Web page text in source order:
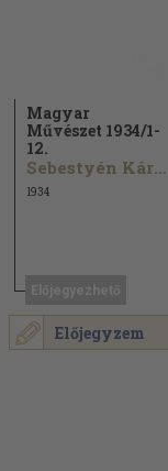
Előjegyzem
Magyar
Művészet 1934/1-
12.
Sebestyén Károly...
1934